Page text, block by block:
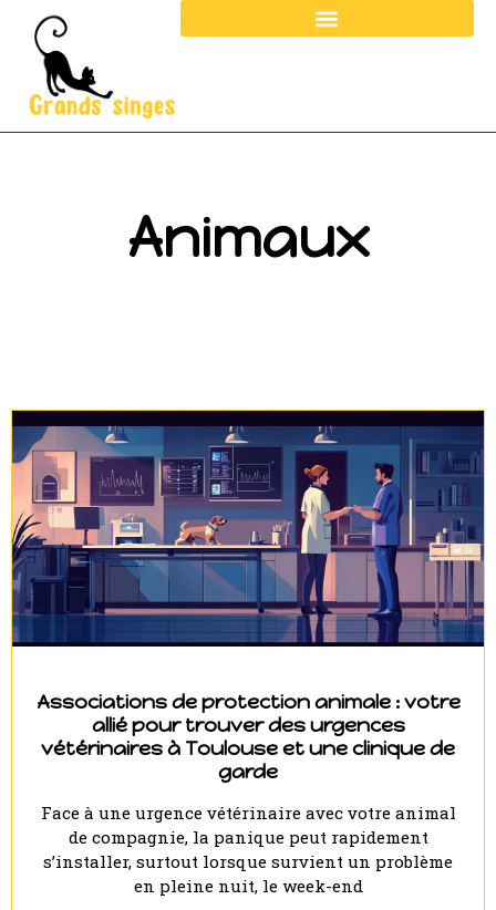
Animaux
Associations de protection animale : votre
allié pour trouver des urgences
vétérinaires à Toulouse et une clinique de
garde
Face à une urgence vétérinaire avec votre animal
de compagnie, la panique peut rapidement
s’installer, surtout lorsque survient un problème
en pleine nuit, le week-end